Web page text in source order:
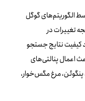
الگوریتم‌های گوگل
تغییرات در
کیفیت نتایج جستجو
اعمال پنالتی‌های
پنگوئن، مرغ مگس‌خوار،